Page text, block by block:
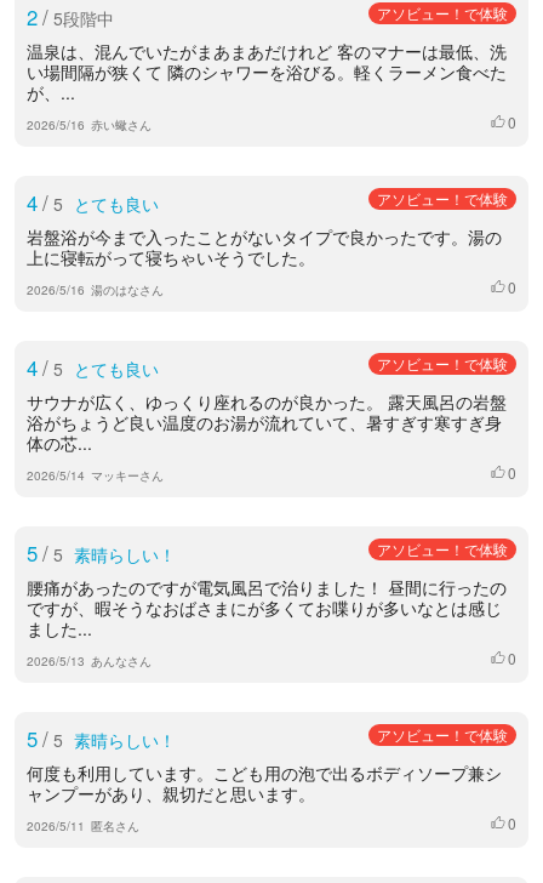
2/ 5段階中 アソビュー！で体験
温泉は、混んでいたがまあまあだけれど 客のマナーは最低、洗
い場間隔が狭くて 隣のシャワーを浴びる。軽くラーメン食べた
が、...
2026/5/16 赤い蠍さん いいね
0
4/ 5 とても良い アソビュー！で体験
岩盤浴が今まで入ったことがないタイプで良かったです。湯の
上に寝転がって寝ちゃいそうでした。
2026/5/16 湯のはなさん いいね
0
4/ 5 とても良い アソビュー！で体験
サウナが広く、ゆっくり座れるのが良かった。 露天風呂の岩盤
浴がちょうど良い温度のお湯が流れていて、暑すぎす寒すぎ身
体の芯...
2026/5/14 マッキーさん いいね
0
5/ 5 素晴らしい！ アソビュー！で体験
腰痛があったのですが電気風呂で治りました！ 昼間に行ったの
ですが、暇そうなおばさまにが多くてお喋りが多いなとは感じ
ました...
2026/5/13 あんなさん いいね
0
5/ 5 素晴らしい！ アソビュー！で体験
何度も利用しています。こども用の泡で出るボディソープ兼シ
ャンプーがあり、親切だと思います。
2026/5/11 匿名さん いいね
0